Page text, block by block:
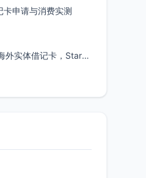
卡申请与消费实测
全球多币种账户 + 海外实体借记卡，Starryblu开户教程与注意事项